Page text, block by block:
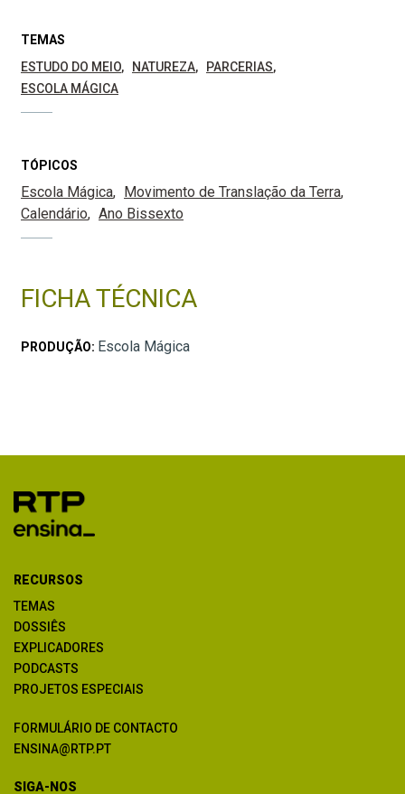
TEMAS
ESTUDO DO MEIO
NATUREZA
PARCERIAS
ESCOLA MÁGICA
TÓPICOS
Escola Mágica
Movimento de Translação da Terra
Calendário
Ano Bissexto
FICHA TÉCNICA
PRODUÇÃO: Escola Mágica
RECURSOS
TEMAS
DOSSIÊS
EXPLICADORES
PODCASTS
PROJETOS ESPECIAIS
FORMULÁRIO DE CONTACTO
ENSINA@RTP.PT
SIGA-NOS